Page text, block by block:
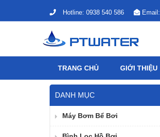
Hotline: 0938 540 586 Email:
TRANG CHỦ GIỚI THIỆU
DANH MỤC
Máy Bơm Bể Bơi